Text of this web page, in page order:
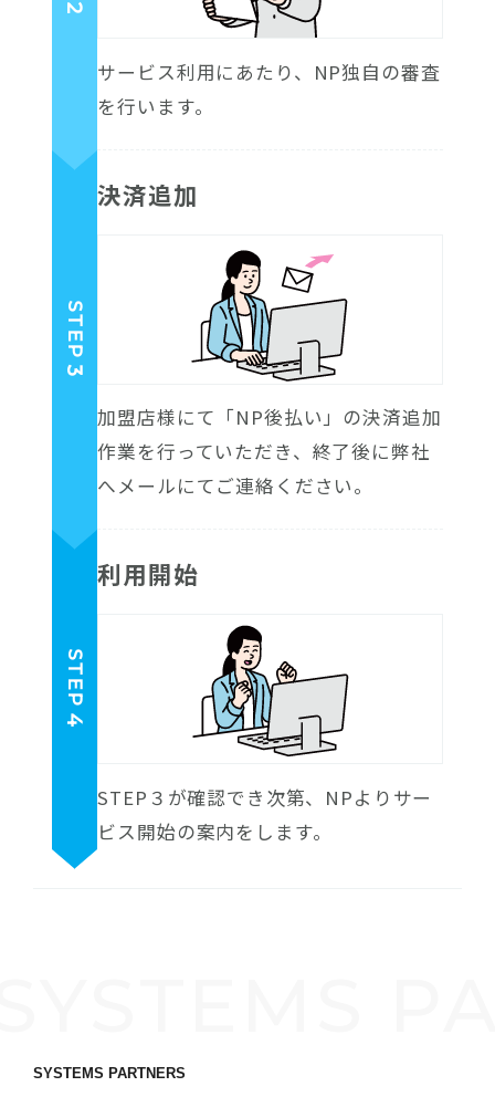
2
サービス利用にあたり、NP独自の審査
を行います。
STEP
3
決済追加
加盟店様にて「NP後払い」の決済追加
作業を行っていただき、終了後に弊社
へメールにてご連絡ください。
STEP
4
利用開始
STEP３が確認でき次第、NPよりサー
ビス開始の案内をします。
SYSTEMS PARTNERS